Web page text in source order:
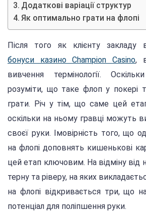
Додаткові варіації структур
Як оптимально грати на флопі
Після того як клієнту закладу
бонуси казино Champion Casino,
вивчення термінології.
розуміти, що таке флоп у покері
грати. Річ у тім, що саме цей
оскільки на ньому гравці можуть
своєї руки. Імовірність того, що
на флопі доповнять кишенькові
цей етап ключовим. На відміну від
терну та ріверу, на яких
на флопі відкривається три, що
потенціал для поліпшення руки.